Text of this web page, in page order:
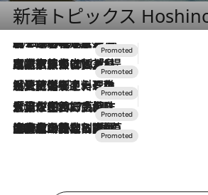
新着トピックス
2026.8.7
【トンボの足水浴】ヒノキの香りに包まれて涼感マックス！約13℃の湧水かけ流しを避暑地「星野温泉 トンボの湯」で体験
2026.7.31
【ホテル帰省】という選択肢をOMOが提案。家族とほどよい距離を保つには「昼は実家、夜は気兼ねなくホテルで！」
2026.7.24
【夏限定ディナーコース】旬を迎える稚鮎や花ズッキーニなどをイタリア・トスカーナの郷土料理の手法で満喫！
2026.7.17
「土佐和ハーブかき氷」がOMO7高知に登場！生姜、山椒、大葉など目にも舌にも涼を呼ぶ郷土の味
2026.7.10
NEW OPEN！【界 草津】名湯の地に誕生。趣の異なる2種の温泉と上州ならではの会席・蕎麦割烹など美食を味わう究極の癒やし旅